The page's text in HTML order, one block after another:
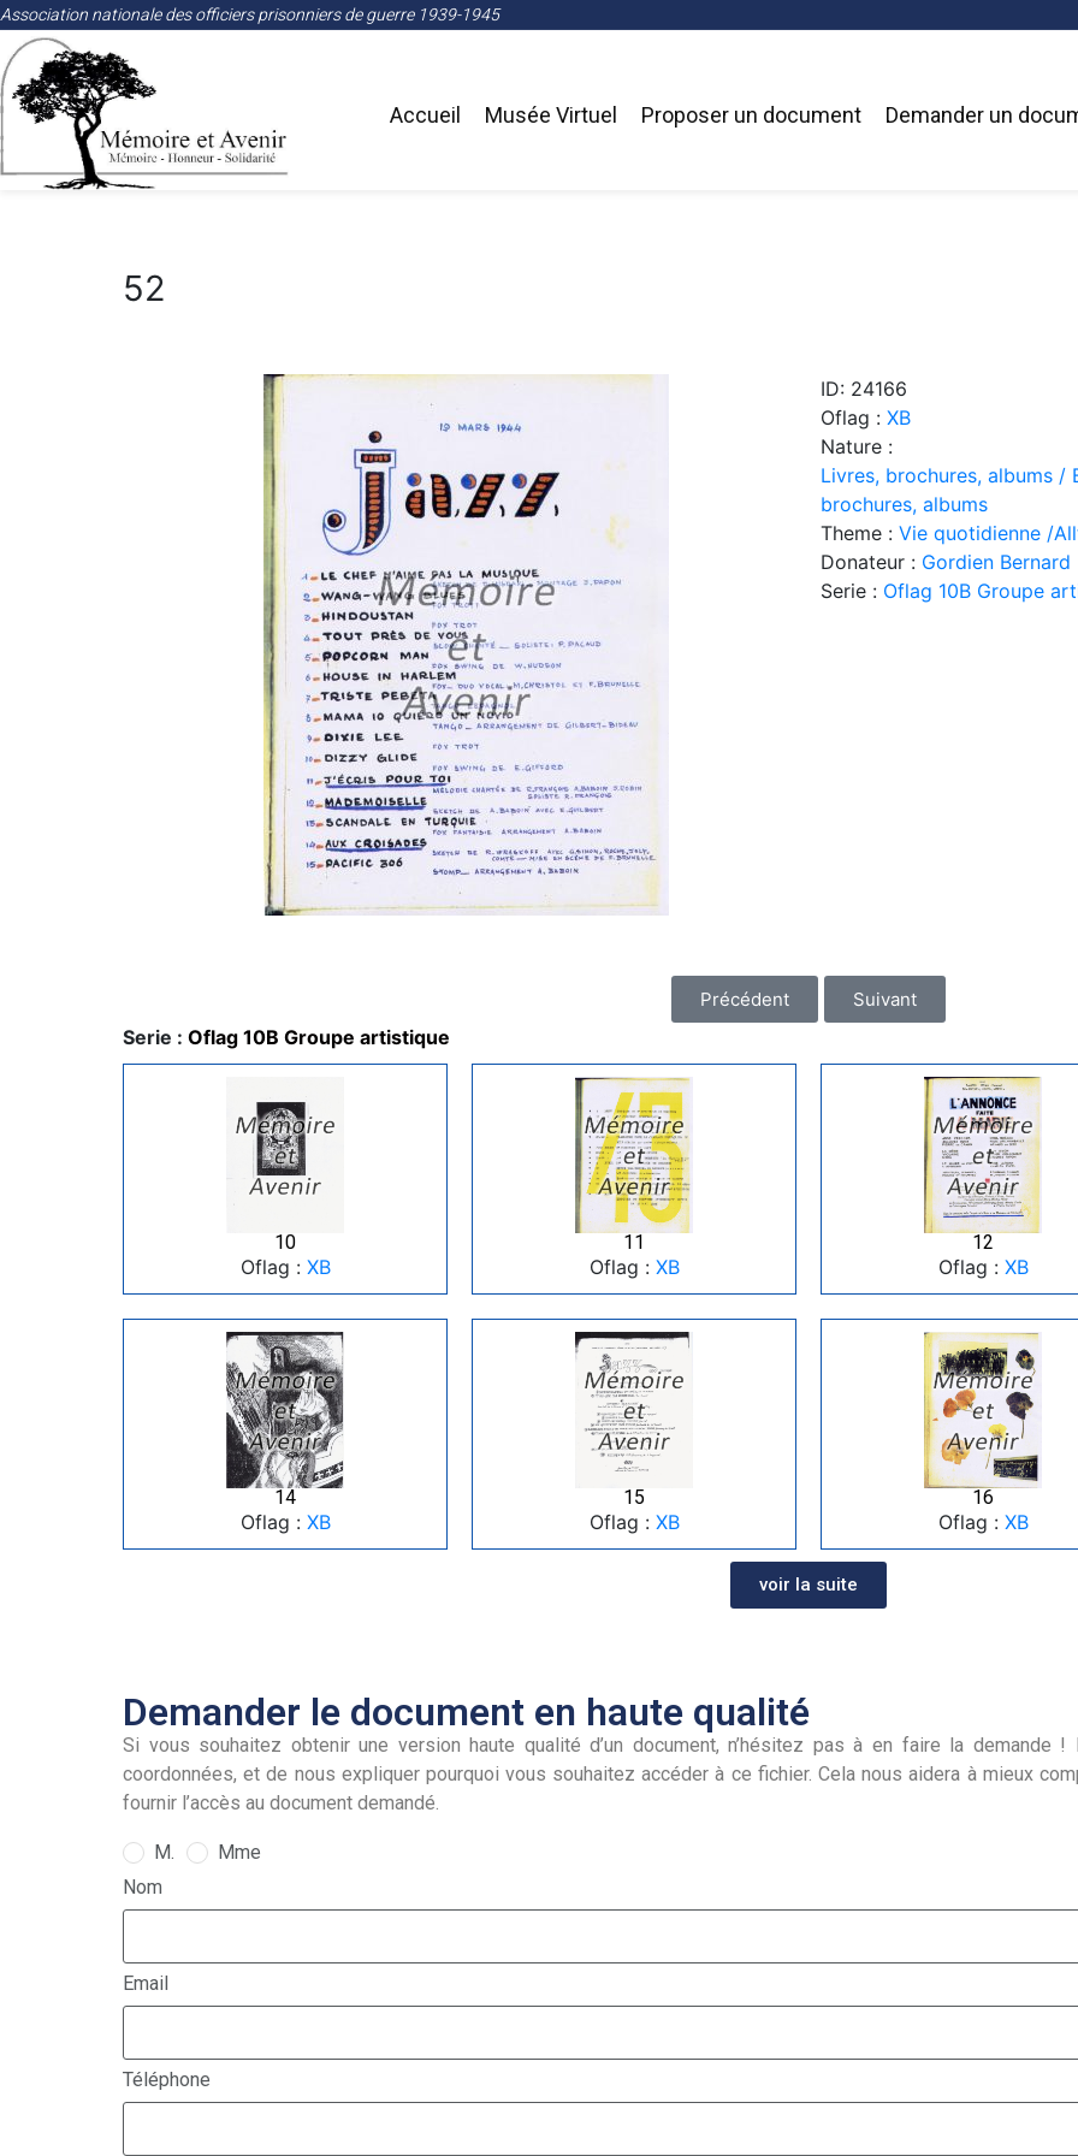
Association nationale des officiers prisonniers de guerre 1939-1945
Accueil Musée Virtuel Proposer un document Demander un
52
ID: 24166
Oflag : XB
Nature :
Livres, brochures, albums /
brochures, albums
Theme : Vie quotidienne /
Donateur : Gordien Bernard
Serie : Oflag 10B Groupe
Précédent Suivant
Serie : Oflag 10B Groupe artistique
10
Oflag : XB
11
Oflag : XB
12
Oflag : XB
14
Oflag : XB
15
Oflag : XB
16
Oflag : XB
voir la suite
Demander le document en haute qualité
Si vous souhaitez obtenir une version haute qualité d’un document, n’hésitez pas à en faire la
coordonnées, et de nous expliquer pourquoi vous souhaitez accéder à ce fichier. Cela nous aidera à mieux
fournir l’accès au document demandé.
M.
Mme
Nom
Email
Téléphone